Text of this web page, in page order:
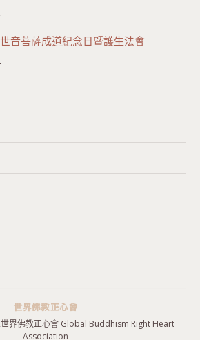
音菩薩成道紀念日暨護生法會
界佛教正心會 Global Buddhism Right Heart
Association